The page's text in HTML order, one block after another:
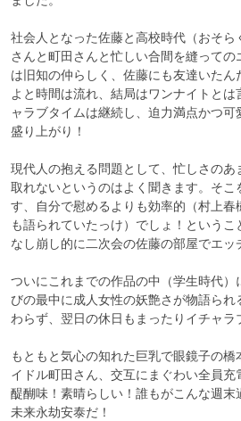
社会人となった佐藤と高校時代（おそ
さんと町田さんと忙しい合間を縫っての
は旧知の仲らしく、佐藤にも友達いた
よと時間は流れ、結局はワンナイトと
ャラブタイムは継続し、迫力満点かつ
盛り上がり！
現代人の抱える問題として、忙しさのあ
取れないというのはよく聞きます。そこ
す、自分で慰めるよりも効率的（村上
も語られていたっけ）でしょ！というこ
なし崩し的に二次会の佐藤の部屋でエッ
ついにこれまでの作品の中（学生時代
びの最中に成人女性の妖艶さが物語ら
わらず、翌日の休日もまったりイチャラ
もともと気心の知れた巨乳で眼鏡子の
イドル町田さん、交互にまぐわい全員
醍醐味！素晴らしい！誰もがこんな週末
未来永劫安泰だ！